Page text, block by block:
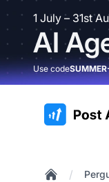
1 July – 31st
AI
Use code
:site.title
/